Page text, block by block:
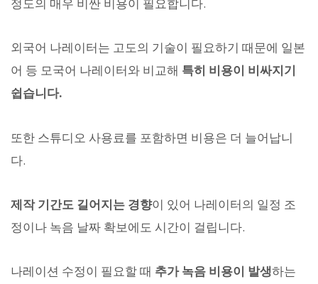
외국어 나레이터는 고도의 기술이 필요하기 때문에 일본
어 등 모국어 나레이터와 비교해 특히 비용이 비싸지기
쉽습니다.
또한 스튜디오 사용료를 포함하면 비용은 더 늘어납니
다.
제작 기간도 길어지는 경향이 있어 나레이터의 일정 조
정이나 녹음 날짜 확보에도 시간이 걸립니다.
나레이션 수정이 필요할 때 추가 녹음 비용이 발생하는